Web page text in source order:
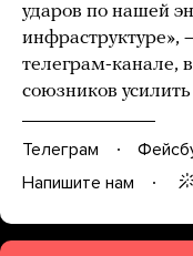
ударов по нашей
инфраструктуре»,
телеграм-канале,
союзников
Телеграм
Напишите нам